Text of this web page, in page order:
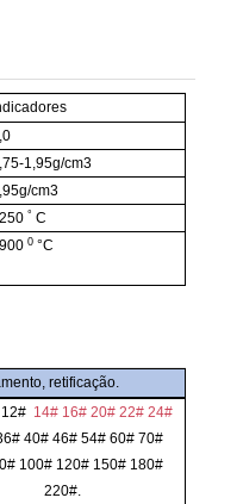
1,95g/cm3
cm3
° C
0 °C
retificação.
14# 16# 20# 22# 24#
40# 46# 54# 60# 70#
100# 120# 150# 180#
220#.